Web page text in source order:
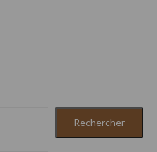
Rechercher